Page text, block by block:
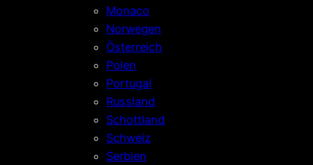
Monaco
Norwegen
Österreich
Polen
Portugal
Russland
Schottland
Schweiz
Serbien